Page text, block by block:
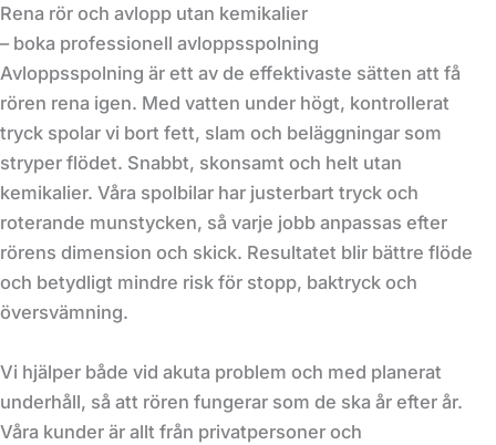
Rena rör och avlopp utan kemikalier
– boka professionell avloppsspolning
Avloppsspolning är ett av de effektivaste sätten att få
rören rena igen. Med vatten under högt, kontrollerat
tryck spolar vi bort fett, slam och beläggningar som
stryper flödet. Snabbt, skonsamt och helt utan
kemikalier. Våra spolbilar har justerbart tryck och
roterande munstycken, så varje jobb anpassas efter
rörens dimension och skick. Resultatet blir bättre flöde
och betydligt mindre risk för stopp, baktryck och
översvämning.
Vi hjälper både vid akuta problem och med planerat
underhåll, så att rören fungerar som de ska år efter år.
Våra kunder är allt från privatpersoner och